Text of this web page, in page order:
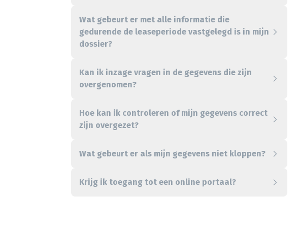
Wat gebeurt er met alle informatie die
gedurende de leaseperiode vastgelegd is in mijn
dossier?
Kan ik inzage vragen in de gegevens die zijn
overgenomen?
Hoe kan ik controleren of mijn gegevens correct
zijn overgezet?
Wat gebeurt er als mijn gegevens niet kloppen?
Krijg ik toegang tot een online portaal?